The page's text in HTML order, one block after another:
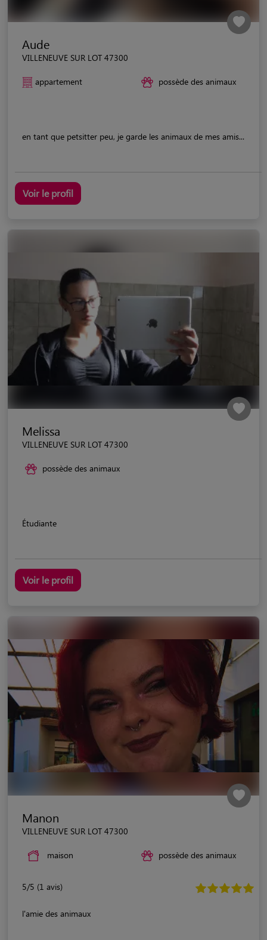
Aude
VILLENEUVE SUR LOT 47300
appartement possède des animaux
en tant que petsitter peu, je garde les animaux de mes amis...
Voir le profil
Melissa
VILLENEUVE SUR LOT 47300
possède des animaux
Étudiante
Voir le profil
Manon
VILLENEUVE SUR LOT 47300
maison possède des animaux
5/5 (1 avis)
l'amie des animaux